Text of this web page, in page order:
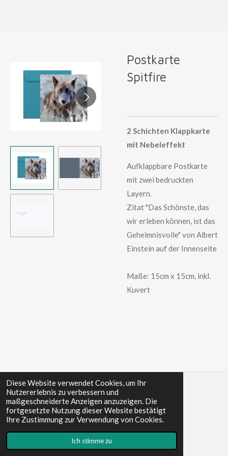
Diese Website verwendet Cookies, um Ihr
Nutzererlebnis zu verbessern und
maßgeschneiderte Anzeigen anzuzeigen. Die
fortgesetzte Nutzung dieser Website bestätigt
Ihre Zustimmung zur Verwendung von Cookies.
Ich stimme zu
Postkarte
Spitfire
2 Schichten Klappkarte
mit Nebeleffekt
Aufklappbare Postkarte
mit zwei bedruckten
Layern.
Zitat "Das Schönste, das
wir erleben können, ist das
Geheimnisvolle" von Albert
Einstein auf der Innenseite
Maße: 15cm x 15cm, inkl.
Kuvert
© 2022 - 2024 WolfImpressum